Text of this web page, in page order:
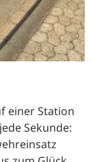
einer Station
Sekunde: